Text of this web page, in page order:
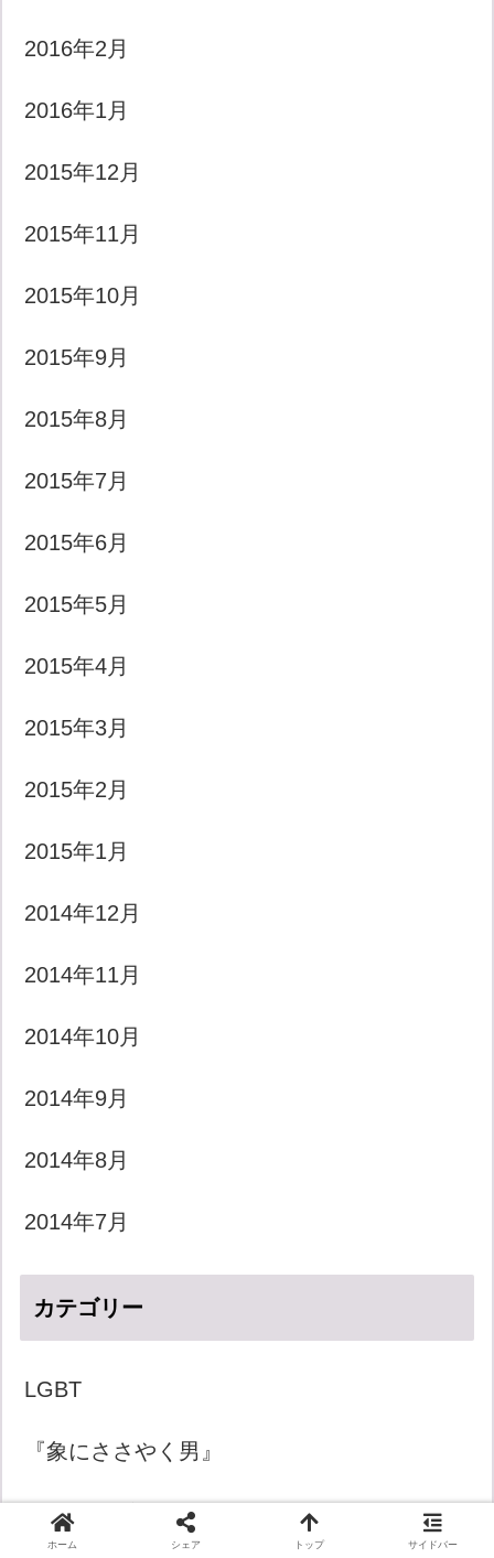
2016年2月
2016年1月
2015年12月
2015年11月
2015年10月
2015年9月
2015年8月
2015年7月
2015年6月
2015年5月
2015年4月
2015年3月
2015年2月
2015年1月
2014年12月
2014年11月
2014年10月
2014年9月
2014年8月
2014年7月
カテゴリー
LGBT
『象にささやく男』
きょうのダジャレ
ホーム シェア トップ サイドバー